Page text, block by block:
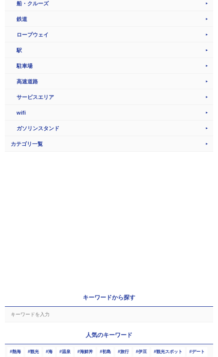
船・クルーズ
鉄道
ロープウェイ
駅
駐車場
高速道路
サービスエリア
wifi
ガソリンスタンド
カテゴリ一覧
キーワードから探す
人気のキーワード
熱海 観光 海 温泉 海鮮丼 初島 旅行 伊豆 観光スポット デート